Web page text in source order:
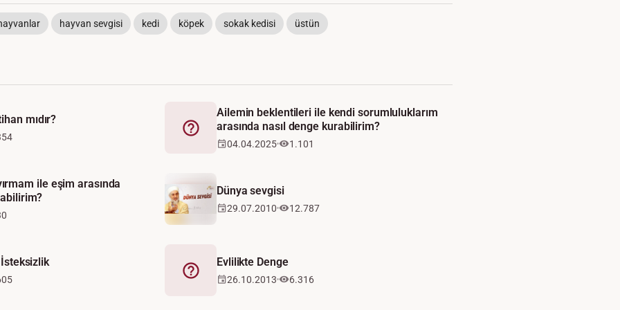
hayvan sevgisi kedi köpek sokak kedisi üstün
mıdır?
Fetva
Ailemin beklentileri ile kendi sorumluluklarım
arasında nasıl denge kurabilirim?
04.04.2025 1.101
ile eşim arasında
Dünya sevgisi
29.07.2010 12.787
İsteksizlik
Fetva
Evlilikte Denge
26.10.2013 6.316